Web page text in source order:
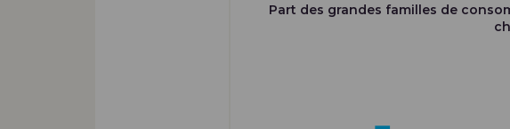
Part des grandes familles de